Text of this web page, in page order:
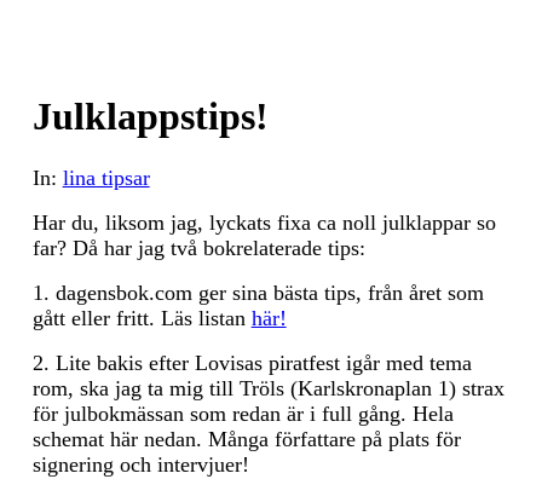
Julklappstips!
In: lina tipsar
Har du, liksom jag, lyckats fixa ca noll julklappar so
far? Då har jag två bokrelaterade tips:
1. dagensbok.com ger sina bästa tips, från året som
gått eller fritt. Läs listan här!
2. Lite bakis efter Lovisas piratfest igår med tema
rom, ska jag ta mig till Tröls (Karlskronaplan 1) strax
för julbokmässan som redan är i full gång. Hela
schemat här nedan. Många författare på plats för
signering och intervjuer!